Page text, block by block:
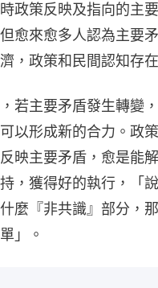
政策反映及指向的主
愈來愈多人認為主要
，政策和民間認知存
若主要矛盾發生轉變
以形成新的合力。政
映主要矛盾，愈是能
，獲得好的執行，「
麼『非共識』部分，
」。